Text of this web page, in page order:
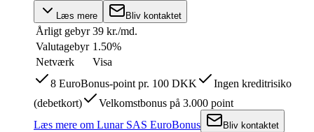
Læs mere Bliv kontaktet
Årligt gebyr 39 kr./md.
Valutagebyr 1.50%
Netværk
Visa
8 EuroBonus-point pr. 100 DKK
Ingen kreditrisiko
(debetkort)
Velkomstbonus på 3.000 point
Læs mere om Lunar SAS EuroBonus Bliv kontaktet